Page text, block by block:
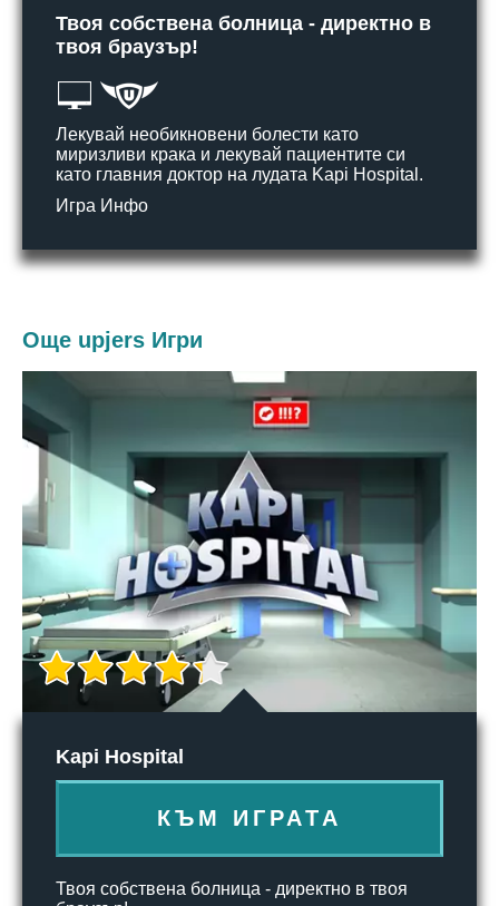
Твоя собствена болница - директно в
твоя браузър!
Лекувай необикновени болести като
миризливи крака и лекувай пациентите си
като главния доктор на лудата Kapi Hospital.
Игра Инфо
Още upjers Игри
Kapi Hospital
КЪМ ИГРАТА
Твоя собствена болница - директно в твоя